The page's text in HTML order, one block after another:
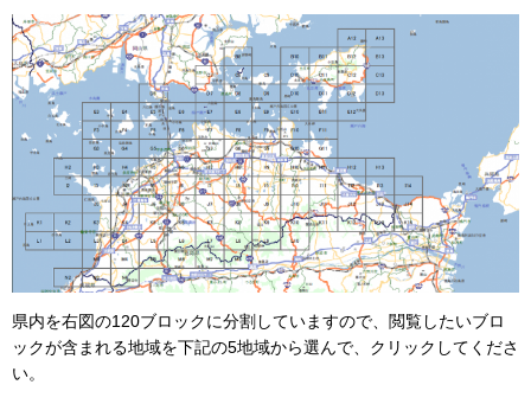
県内を右図の120ブロックに分割していますので、閲覧したいブロ
ックが含まれる地域を下記の5地域から選んで、クリックしてくださ
い。